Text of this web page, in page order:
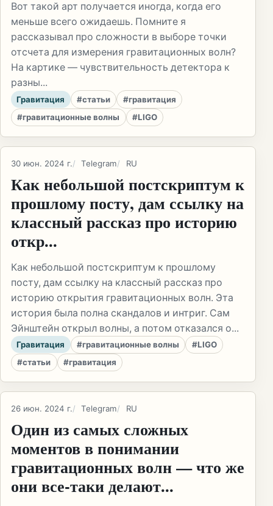
Вот такой арт получается иногда, когда его
меньше всего ожидаешь. Помните я
рассказывал про сложности в выборе точки
отсчета для измерения гравитационных волн?
На картике — чувствительность детектора к
разны...
Гравитация #статьи
#гравитация
#гравитационные волны
#LIGO
30 июн. 2024 г. Telegram RU
Как небольшой постскриптум к
прошлому посту, дам ссылку на
классный рассказ про историю
откр...
Как небольшой постскриптум к прошлому
посту, дам ссылку на классный рассказ про
историю открытия гравитационных волн. Эта
история была полна скандалов и интриг. Сам
Эйнштейн открыл волны, а потом отказался о...
Гравитация #гравитационные волны
#LIGO
#статьи
#гравитация
26 июн. 2024 г. Telegram RU
Один из самых сложных
моментов в понимании
гравитационных волн — что же
они все-таки делают...